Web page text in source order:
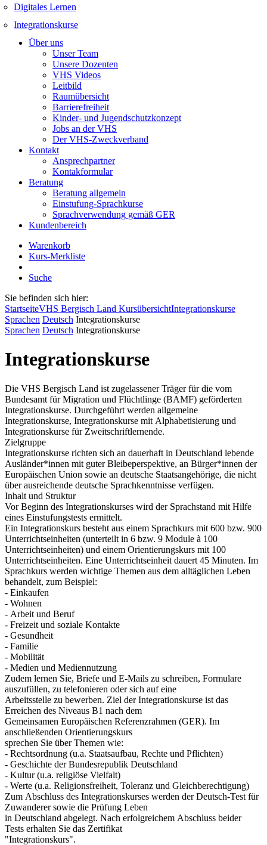
Digitales Lernen
Integrationskurse
Über uns
Unser Team
Unsere Dozenten
VHS Videos
Leitbild
Raumübersicht
Barrierefreiheit
Kinder- und Jugendschutzkonzept
Jobs an der VHS
Der VHS-Zweckverband
Kontakt
Ansprechpartner
Kontakformular
Beratung
Beratung allgemein
Einstufung-Sprachkurse
Sprachverwendung gemäß GER
Kundenbereich
Warenkorb
Kurs-Merkliste
Suche
Sie befinden sich hier:
StartseiteVHS Bergisch Land KursübersichtIntegrationskurse
Sprachen Deutsch Integrationskurse
Sprachen Deutsch Integrationskurse
Integrationskurse
Die VHS Bergisch Land ist zugelassener Träger für die vom
Bundesamt für Migration und Flüchtlinge (BAMF) geförderten
Integrationskurse. Durchgeführt werden allgemeine
Integrationskurse, Integrationskurse mit Alphabetisierung und
Integrationskurse für Zweitschriftlernende.
Zielgruppe
Integrationskurse richten sich an dauerhaft in Deutschland lebende
Ausländer*innen mit guter Bleibeperspektive, an Bürger*innen der
Europäischen Union sowie an deutsche Staatsangehörige, die nicht
über ausreichende deutsche Sprachkenntnisse verfügen.
Inhalt und Struktur
Vor Beginn des Integrationskurses wird der Sprachstand mit Hilfe
eines Einstufungstests ermittelt.
Ein Integrationskurs besteht aus einem Sprachkurs mit 600 bzw. 900
Unterrichtseinheiten (unterteilt in 6 bzw. 9 Module à 100
Unterrichtseinheiten) und einem Orientierungskurs mit 100
Unterrichtseinheiten. Eine Unterrichtseinheit dauert 45 Minuten. Im
Sprachkurs werden wichtige Themen aus dem alltäglichen Leben
behandelt, zum Beispiel:
- Einkaufen
- Wohnen
- Arbeit und Beruf
- Freizeit und soziale Kontakte
- Gesundheit
- Familie
- Mobilität
- Medien und Mediennutzung
Zudem lernen Sie, Briefe und E-Mails zu schreiben, Formulare
auszufüllen, zu telefonieren oder sich auf eine
Arbeitsstelle zu bewerben. Ziel der Integrationskurse ist das
Erreichen des Niveaus B1 nach dem
Gemeinsamen Europäischen Referenzrahmen (GER). Im
anschließenden Orientierungskurs
sprechen Sie über Themen wie:
- Rechtsordnung (u.a. Staatsaufbau, Rechte und Pflichten)
- Geschichte der Bundesrepublik Deutschland
- Kultur (u.a. religiöse Vielfalt)
- Werte (u.a. Religionsfreiheit, Toleranz und Gleichberechtigung)
Zum Abschluss des Integrationskurses werden der Deutsch-Test für
Zuwanderer sowie die Prüfung Leben
in Deutschland abgelegt. Nach erfolgreichem Abschluss beider
Tests erhalten Sie das Zertifikat
"Integrationskurs".